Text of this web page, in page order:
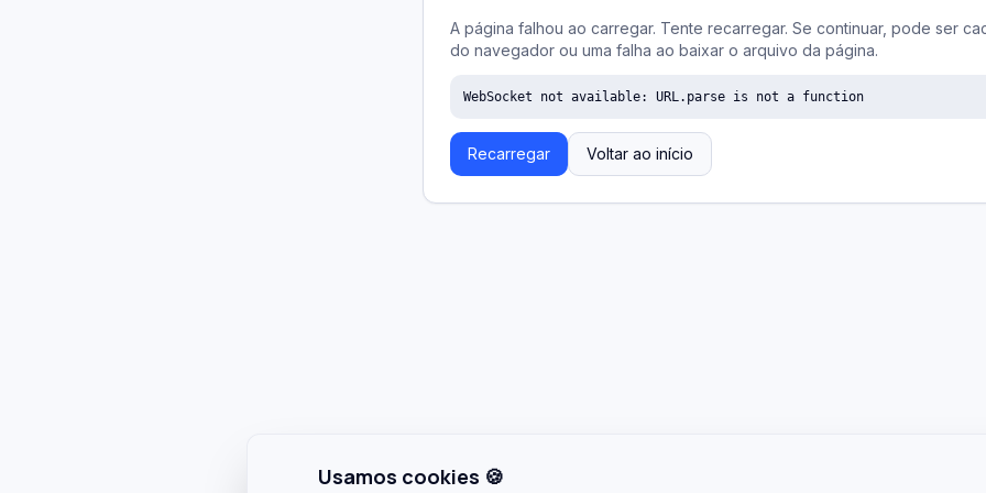
A página falhou ao carregar. Tente recarregar. Se continuar, pode ser
do navegador ou uma falha ao baixar o arquivo da página.
WebSocket not available: URL.parse is not a function
Recarregar Voltar ao início
Usamos cookies 🍪